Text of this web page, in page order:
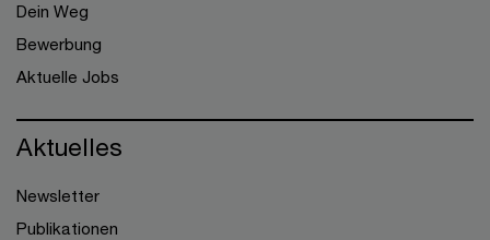
Dein Weg
Bewerbung
Aktuelle Jobs
Aktuelles
Newsletter
Publikationen